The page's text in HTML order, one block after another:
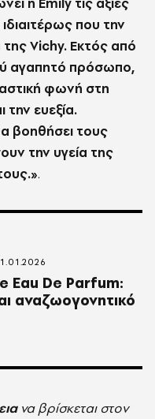
που την
Vichy. Εκτός από
αγαπητό πρόσωπο,
φωνή στη
την ευεξία.
βοηθήσει τους
την υγεία της
.
Eau De Parfum:
αναζωογονητικό
να βρίσκεται στον